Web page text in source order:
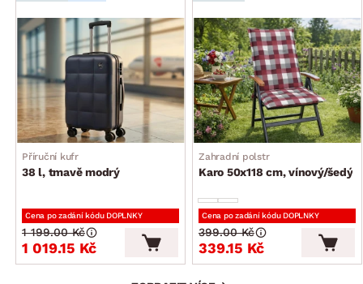
Příruční kufr
38 l, tmavě modrý
Cena po zadání kódu DOPLNKY
1 019.15 Kč
1 199.00 Kč
Zahradní polstr
Karo 50x118 cm, vínový/šedý
Cena po zadání kódu DOPLNKY
339.15 Kč
399.00 Kč